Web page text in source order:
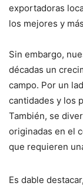
exportadoras
los mejores y
Sin embargo,
décadas un
campo. Por un
cantidades y los
También, se
originadas en el
que requieren
Es dable